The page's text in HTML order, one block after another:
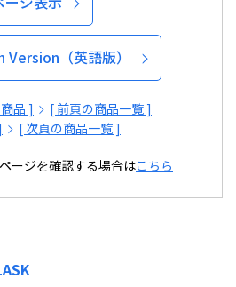
（英語版）
品 ]
[ 前頁の商品一覧 ]
[ 次頁の商品一覧 ]
ージを確認する場合はこちら